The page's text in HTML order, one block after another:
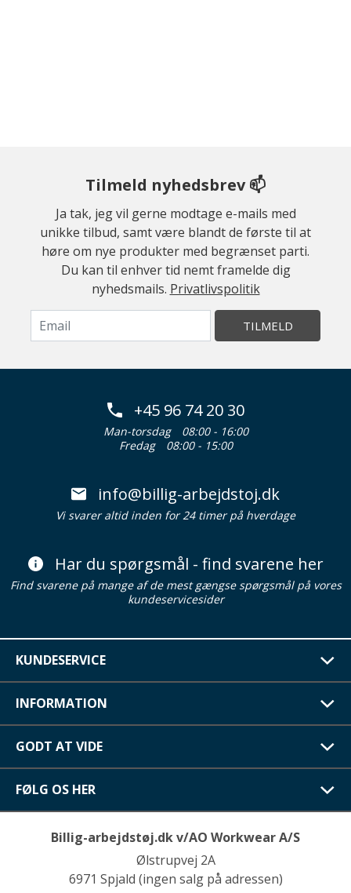
Tilmeld nyhedsbrev 📫
Ja tak, jeg vil gerne modtage e-mails med
unikke tilbud, samt være blandt de første til at
høre om nye produkter med begrænset parti.
Du kan til enhver tid nemt framelde dig
nyhedsmails. Privatlivspolitik
TILMELD
+45 96 74 20 30
Man-torsdag
08:00 - 16:00
Fredag
08:00 - 15:00
info@billig-arbejdstoj.dk
Vi svarer altid inden for 24 timer på hverdage
Har du spørgsmål - find svarene her
Find svarene på mange af de mest gængse spørgsmål på vores
kundeservicesider
KUNDESERVICE
INFORMATION
GODT AT VIDE
FØLG OS HER
Billig-arbejdstøj.dk v/AO Workwear A/S
Ølstrupvej 2A
6971 Spjald (ingen salg på adressen)